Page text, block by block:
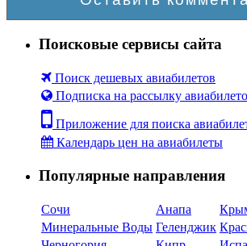
Поисковые сервисы сайта
Поиск дешевых авиабилетов
Подписка на рассылку
Приложение для поиска
Календарь цен на авиабилеты
Популярные направления
Сочи Анапа
Минеральные Воды Геленджик